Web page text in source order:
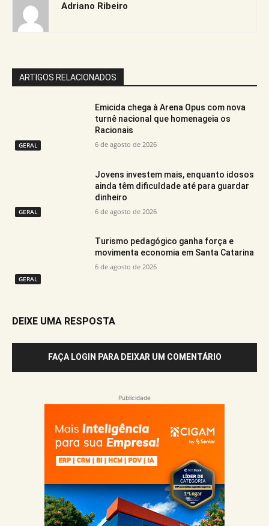
Adriano Ribeiro
ARTIGOS RELACIONADOS
GERAL
Emicida chega à Arena Opus com nova
turnê nacional que homenageia os
Racionais
6 de agosto de 2026
GERAL
Jovens investem mais, enquanto idosos
ainda têm dificuldade até para guardar
dinheiro
6 de agosto de 2026
GERAL
Turismo pedagógico ganha força e
movimenta economia em Santa Catarina
6 de agosto de 2026
DEIXE UMA RESPOSTA
FAÇA LOGIN PARA DEIXAR UM COMENTÁRIO
Publicidade